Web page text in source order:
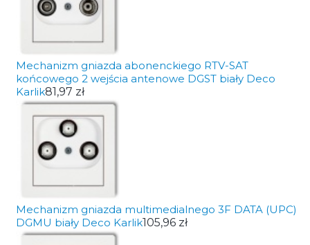
Mechanizm gniazda abonenckiego RTV-SAT
końcowego 2 wejścia antenowe DGST biały Deco
Karlik81,97 zł
Mechanizm gniazda multimedialnego 3F DATA (UPC)
DGMU biały Deco Karlik105,96 zł